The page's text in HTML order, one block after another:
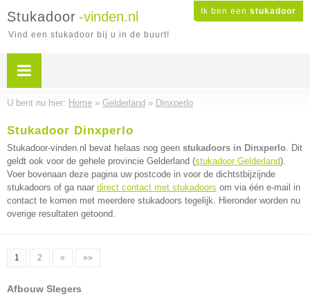
Ik ben een stukadoor
Stukadoor -vinden.nl
Vind een stukadoor bij u in de buurt!
U bent nu hier: Home » Gelderland » Dinxperlo
Stukadoor Dinxperlo
Stukadoor-vinden.nl bevat helaas nog geen stukadoors in Dinxperlo. Dit
geldt ook voor de gehele provincie Gelderland (stukadoor Gelderland).
Voer bovenaan deze pagina uw postcode in voor de dichtstbijzijnde
stukadoors of ga naar direct contact met stukadoors om via één e-mail in
contact te komen met meerdere stukadoors tegelijk. Hieronder worden nu
overige resultaten getoond.
1 2 » »»
Afbouw Slegers